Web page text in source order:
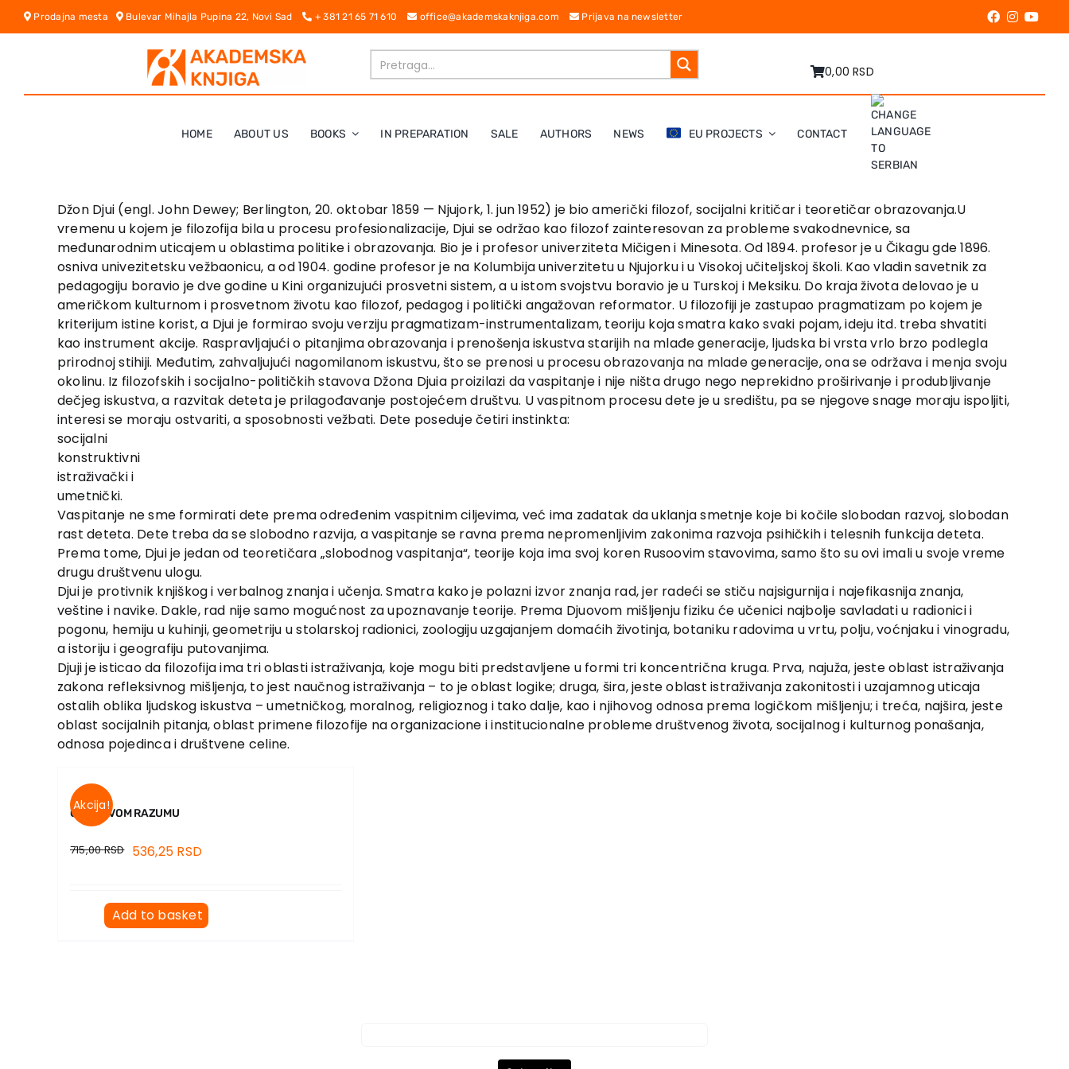
Skip
Prodajna mesta Bulevar Mihajla Pupina 22, Novi Sad + 381 21 65 71 610 office@akademskaknjiga.com Prijava na newsletter
0,00 RSD
HOME ABOUT US BOOKS IN PREPARATION SALE AUTHORS NEWS EU PROJECTS CONTACT
Džon Djui (engl. John Dewey; Berlington, 20. oktobar 1859 — Njujork, 1. jun 1952) je bio američki filozof, socijalni kritičar i teoretičar obrazovanja.U
vremenu u kojem je filozofija bila u procesu profesionalizacije, Djui se održao kao filozof zainteresovan za probleme svakodnevnice, sa
međunarodnim uticajem u oblastima politike i obrazovanja. Bio je i profesor univerziteta Mičigen i Minesota. Od 1894. profesor je u Čikagu gde 1896.
osniva univezitetsku vežbaonicu, a od 1904. godine profesor je na Kolumbija univerzitetu u Njujorku i u Visokoj učiteljskoj školi. Kao vladin savetnik za
pedagogiju boravio je dve godine u Kini organizujući prosvetni sistem, a u istom svojstvu boravio je u Turskoj i Meksiku. Do kraja života delovao je u
američkom kulturnom i prosvetnom životu kao filozof, pedagog i politički angažovan reformator. U filozofiji je zastupao pragmatizam po kojem je
kriterijum istine korist, a Djui je formirao svoju verziju pragmatizam-instrumentalizam, teoriju koja smatra kako svaki pojam, ideju itd. treba shvatiti
kao instrument akcije. Raspravljajući o pitanjima obrazovanja i prenošenja iskustva starijih na mlađe generacije, ljudska bi vrsta vrlo brzo podlegla
prirodnoj stihiji. Međutim, zahvaljujući nagomilanom iskustvu, što se prenosi u procesu obrazovanja na mlade generacije, ona se održava i menja svoju
okolinu. Iz filozofskih i socijalno-političkih stavova Džona Djuia proizilazi da vaspitanje i nije ništa drugo nego neprekidno proširivanje i produbljivanje
dečjeg iskustva, a razvitak deteta je prilagođavanje postojećem društvu. U vaspitnom procesu dete je u središtu, pa se njegove snage moraju ispoljiti,
interesi se moraju ostvariti, a sposobnosti vežbati. Dete poseduje četiri instinkta:
socijalni
konstruktivni
istraživački i
umetnički.
Vaspitanje ne sme formirati dete prema određenim vaspitnim ciljevima, već ima zadatak da uklanja smetnje koje bi kočile slobodan razvoj, slobodan
rast deteta. Dete treba da se slobodno razvija, a vaspitanje se ravna prema nepromenljivim zakonima razvoja psihičkih i telesnih funkcija deteta.
Prema tome, Djui je jedan od teoretičara „slobodnog vaspitanja“, teorije koja ima svoj koren Rusoovim stavovima, samo što su ovi imali u svoje vreme
drugu društvenu ulogu.
Djui je protivnik knjiškog i verbalnog znanja i učenja. Smatra kako je polazni izvor znanja rad, jer radeći se stiču najsigurnija i najefikasnija znanja,
veštine i navike. Dakle, rad nije samo mogućnost za upoznavanje teorije. Prema Djuovom mišljenju fiziku će učenici najbolje savladati u radionici i
pogonu, hemiju u kuhinji, geometriju u stolarskoj radionici, zoologiju uzgajanjem domaćih životinja, botaniku radovima u vrtu, polju, voćnjaku i vinogradu,
a istoriju i geografiju putovanjima.
Djuji je isticao da filozofija ima tri oblasti istraživanja, koje mogu biti predstavljene u formi tri koncentrična kruga. Prva, najuža, jeste oblast istraživanja
zakona refleksivnog mišljenja, to jest naučnog istraživanja – to je oblast logike; druga, šira, jeste oblast istraživanja zakonitosti i uzajamnog uticaja
ostalih oblika ljudskog iskustva – umetničkog, moralnog, religioznog i tako dalje, kao i njihovog odnosa prema logičkom mišljenju; i treća, najšira, jeste
oblast socijalnih pitanja, oblast primene filozofije na organizacione i institucionalne probleme društvenog života, socijalnog i kulturnog ponašanja,
odnosa pojedinca i društvene celine.
Akcija!
O ZDRAVOM RAZUMU
715,00RSD 536,25 RSD
Add to basket